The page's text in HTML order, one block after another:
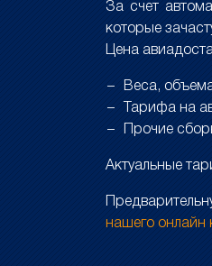
За счет
которые
Цена
Веса,
Тарифа на
Прочие
Актуальные
нашего онлайн